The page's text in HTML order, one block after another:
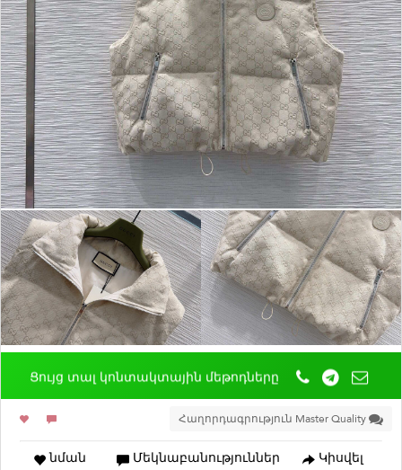
Ցույց տալ կոնտակտային մեթոդները
Հաղորդագրություն Master Quality
նման Մեկնաբանություններ Կիսվել